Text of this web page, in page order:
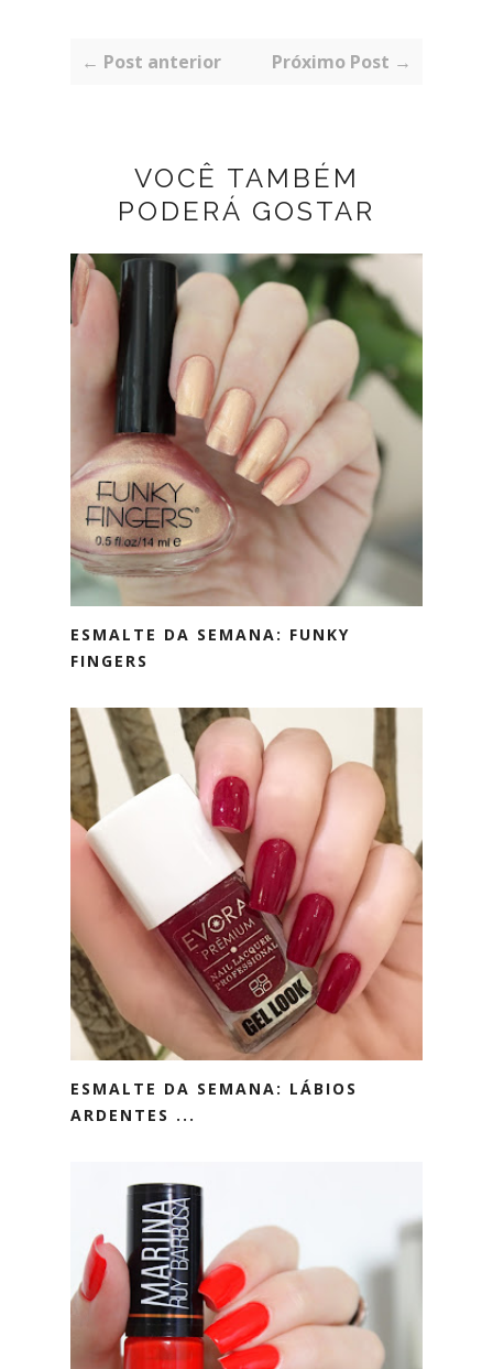
← Post anterior Próximo Post →
VOCÊ TAMBÉM
PODERÁ GOSTAR
ESMALTE DA SEMANA: FUNKY
FINGERS
ESMALTE DA SEMANA: LÁBIOS
ARDENTES ...